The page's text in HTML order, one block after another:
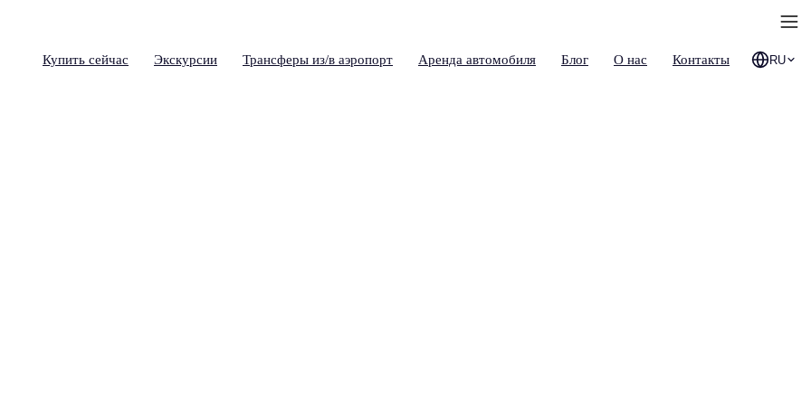
Купить сейчас Экскурсии Трансферы из/в аэропорт Аренда автомобиля Блог О нас Контакты RU